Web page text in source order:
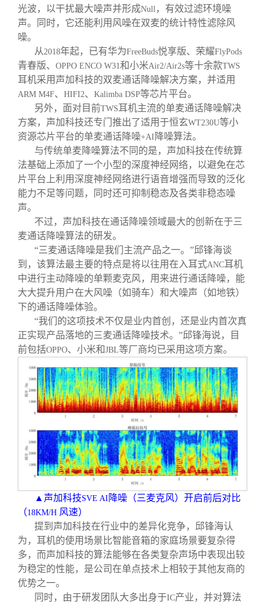
光波，以干扰最大噪声并形成Null ，有效过滤环境噪
声。同时，它还能利用风噪在双麦的统计特性滤除风
噪。
从 2018年起，已有华为FreeBuds悦享版、荣耀FlyPods
青春版、 OPPO ENCO W31和小米Air2/Air2s等十余款TWS
耳机采用声加科技的双麦通话降噪解决方案，并适用
ARM M4F、 HIFI2、 Kalimba DSP等芯片平台。
另外，面对目前TWS耳机主流的单麦通话降噪解决
方案，声加科技还专门推出了适用于恒玄WT230U等小
资源芯片平台的单麦通话降噪+AI 降噪算法。
与传统单麦降噪算法不同的是，声加科技在传统算
法基础上添加了一个小型的深度神经网络，以避免在芯
片平台上利用深度神经网络进行语音增强而导致的泛化
能力不足等问题，同时还可抑制稳态及各类非稳态噪
声。
不过，声加科技在通话降噪领域最大的创新在于三
麦通话降噪算法的研发。
“三麦通话降噪是我们主流产品之一。”邱锋海谈
到，该算法最主要的特点是将以往用在入耳式ANC耳机
中进行主动降噪的单颗麦克风，用来进行通话降噪，能
大大提升用户在大风噪（如骑车）和大噪声（如地铁）
下的通话降噪体验。
“我们的这项技术不仅是业内首创，还是业内首次真
正实现产品落地的三麦通话降噪技术。”邱锋海说，目
前包括OPPO、小米和JBL等厂商均已采用这项方案。
▲声加科技SVE AI 降噪（三麦克风）开启前后对比
（18KM/H 风速）
提到声加科技在行业中的差异化竞争，邱锋海认
为，耳机的使用场景比智能音箱的家庭场景要复杂得
多，而声加科技的算法能够在各类复杂声场中表现出较
为稳定的性能，是公司在单点技术上相较于其他友商的
优势之一。
同时，由于研发团队大多出身于IC产业，并对算法